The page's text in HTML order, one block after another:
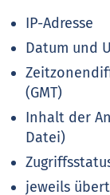
IP-Adresse
Datum und
(GMT)
Inhalt der
Datei)
jeweils